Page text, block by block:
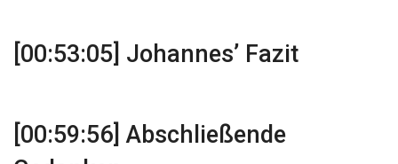
[00:53:05] Johannes’ Fazit
[00:59:56] Abschließende